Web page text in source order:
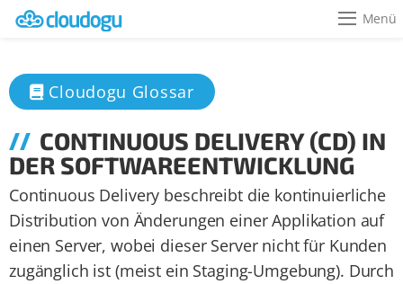
Menü
Cloudogu Glossar
CONTIN­UOUS DELIV­ERY (CD) IN
DER SOFTWARE­ENTWICKLUNG
Continuous Delivery beschreibt die kontinuierliche
Distribution von Änderungen einer Applikation auf
einen Server, wobei dieser Server nicht für Kunden
zugänglich ist (meist ein Staging-Umgebung). Durch